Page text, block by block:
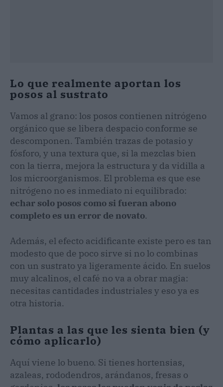
Lo que realmente aportan los
posos al sustrato
Vamos al grano: los posos contienen nitrógeno
orgánico que se libera despacio conforme se
descomponen. También trazas de potasio y
fósforo, y una textura que, si la mezclas bien
con la tierra, mejora la estructura y da vidilla a
los microorganismos. El problema es que ese
nitrógeno no es inmediato ni equilibrado:
echar solo posos como si fueran abono
completo es un error de novato.
Además, el efecto acidificante existe pero es tan
modesto que de poco sirve si no lo combinas
con un sustrato ya ligeramente ácido. En suelos
muy alcalinos, el café no va a obrar magia:
necesitas cantidades industriales y eso ya es
otra historia.
Plantas a las que les sienta bien (y
cómo aplicarlo)
Aquí viene lo bueno. Si tienes hortensias,
azaleas, rododendros, arándanos, fresas o